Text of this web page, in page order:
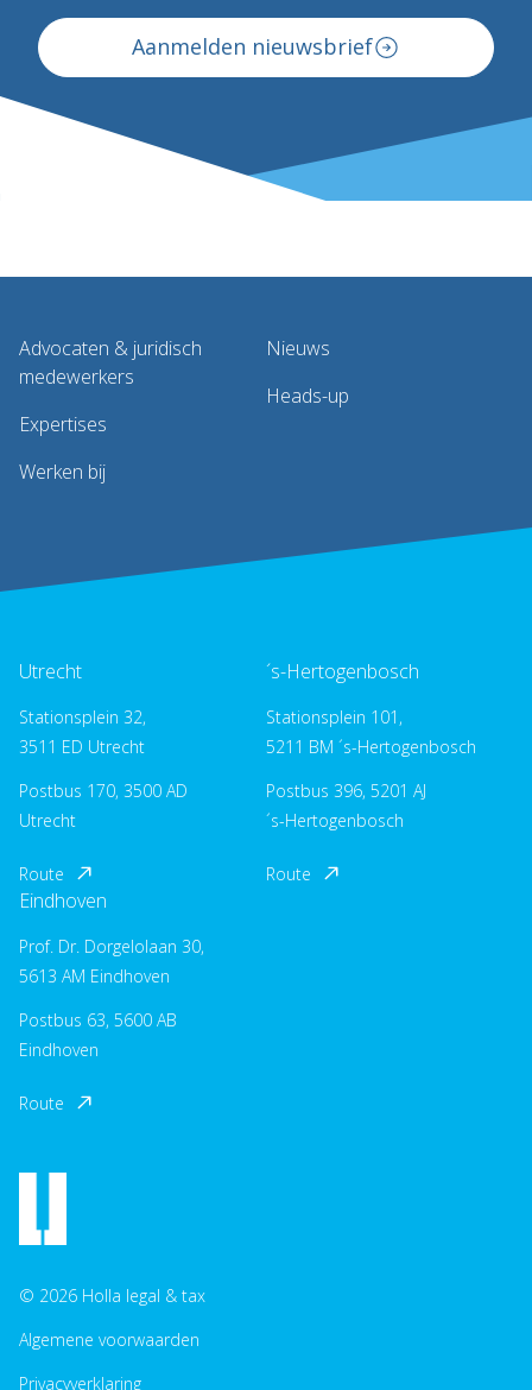
Aanmelden nieuwsbrief
Advocaten & juridisch
medewerkers
Expertises
Werken bij
Nieuws
Heads-up
Utrecht
Stationsplein 32,
3511 ED Utrecht
Postbus 170, 3500 AD
Utrecht
Route
´s-Hertogenbosch
Stationsplein 101,
5211 BM ´s-Hertogenbosch
Postbus 396, 5201 AJ
´s-Hertogenbosch
Route
Eindhoven
Prof. Dr. Dorgelolaan 30,
5613 AM Eindhoven
Postbus 63, 5600 AB
Eindhoven
Route
© 2026 Holla legal & tax
Algemene voorwaarden
Privacyverklaring